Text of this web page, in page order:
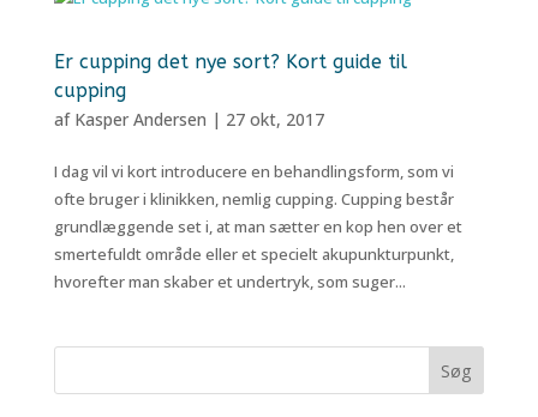
Er cupping det nye sort? Kort guide til
cupping
af Kasper Andersen | 27 okt, 2017
I dag vil vi kort introducere en behandlingsform, som vi
ofte bruger i klinikken, nemlig cupping. Cupping består
grundlæggende set i, at man sætter en kop hen over et
smertefuldt område eller et specielt akupunkturpunkt,
hvorefter man skaber et undertryk, som suger...